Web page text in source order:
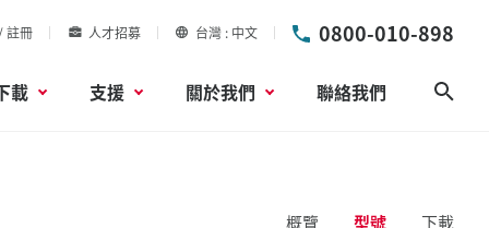
註冊 人才招募 台灣 中文 0800-010-898
載 支援 關於我們 聯絡我們
概覽 型號 下載